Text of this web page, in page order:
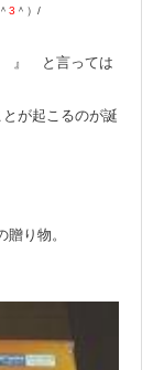
3 ＾）/
』 と言っては
が起こるのが誕
り物。